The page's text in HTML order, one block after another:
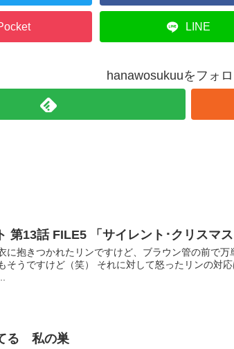
LINE
hanawosukuuをフォ
第13話 FILE5 「サイレント･クリスマ
に抱きつかれたリンですけど、ブラウン管の前で
そうですけど（笑） それに対して怒ったリンの対
る 私の巣